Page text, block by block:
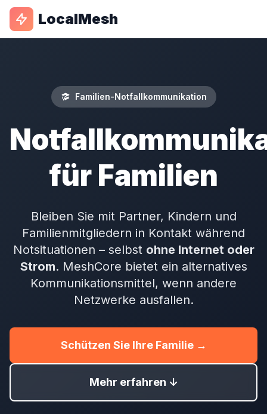
LocalMesh
Familien-Notfallkommunikation
für Familien
Bleiben Sie mit Partner, Kindern und
Familienmitgliedern in Kontakt während
Notsituationen – selbst ohne Internet oder
Strom. MeshCore bietet ein alternatives
Kommunikationsmittel, wenn andere
Netzwerke ausfallen.
Schützen Sie Ihre Familie →
Mehr erfahren ↓